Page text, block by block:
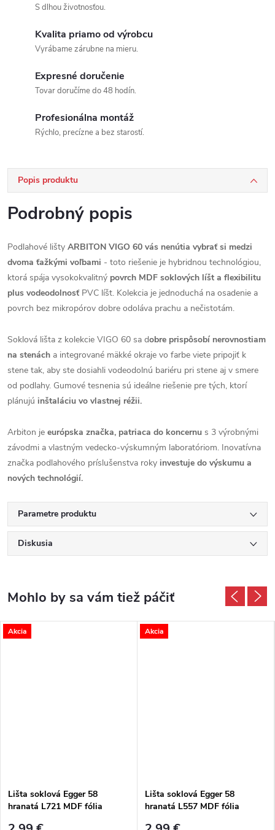
S dlhou životnosťou.
Kvalita priamo od výrobcu
Vyrábame zárubne na mieru.
Expresné doručenie
Tovar doručíme do 48 hodín.
Profesionálna montáž
Rýchlo, precízne a bez starostí.
Popis produktu
Podrobný popis
Podlahové lišty ARBITON VIGO 60 vás nenútia vybrať si medzi
dvoma ťažkými voľbami - toto riešenie je hybridnou technológiou,
ktorá spája vysokokvalitný povrch MDF soklových líšt a flexibilitu
plus vodeodolnosť PVC líšt. Kolekcia je jednoduchá na osadenie a
povrch bez mikropórov dobre odoláva prachu a nečistotám.
Soklová lišta z kolekcie VIGO 60 sa dobre prispôsobí nerovnostiam
na stenách a integrované mäkké okraje vo farbe viete pripojiť k
stene tak, aby ste dosiahli vodeodolnú bariéru pri stene aj v smere
od podlahy. Gumové tesnenia sú ideálne riešenie pre tých, ktorí
plánujú inštaláciu vo vlastnej réžii.
Arbiton je európska značka, patriaca do koncernu s 3 výrobnými
závodmi a vlastným vedecko-výskumným laboratóriom. Inovatívna
značka podlahového príslušenstva roky investuje do výskumu a
nových technológií.
Parametre produktu
Diskusia
Akcia
Lišta soklová Egger 58
hranatá L721 MDF fólia
Akcia
Lišta soklová Egger 58
hranatá L557 MDF fólia